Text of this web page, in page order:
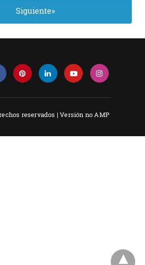
Siguiente»
reservados |Versión no AMP